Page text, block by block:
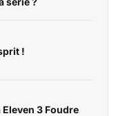
!
Eleven 3 Foudre